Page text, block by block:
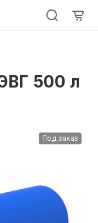
500 л
Под заказ